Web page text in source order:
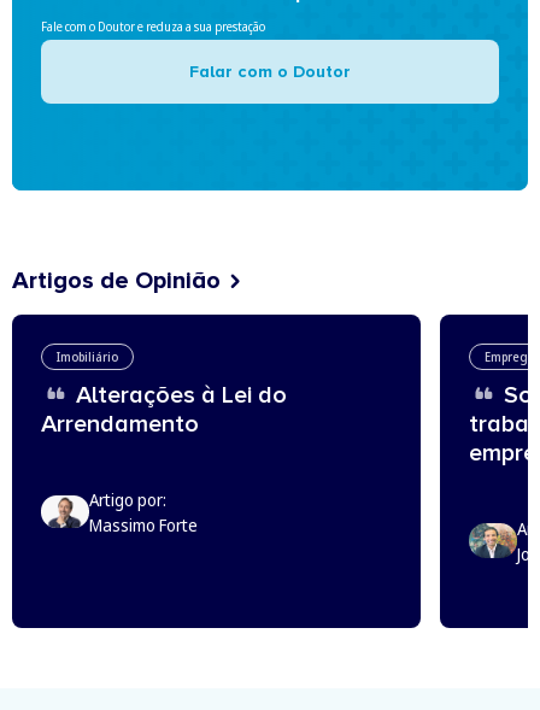
Fale com o Doutor e reduza a sua prestação
Falar com o Doutor
Artigos de Opinião
Imobiliário
Alterações à Lei do
Arrendamento
Artigo por:
Massimo Forte
Emprego